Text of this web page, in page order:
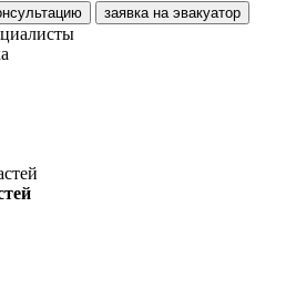
заявка на эвакуатор